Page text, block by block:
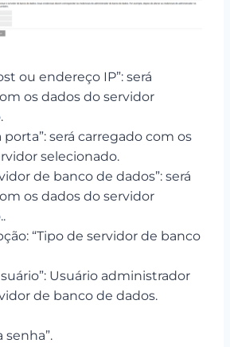
ou endereço IP”: será
os dados do servidor
porta”: será carregado com os
selecionado.
de banco de dados”: será
os dados do servidor
“Tipo de servidor de banco
Usuário administrador
de banco de dados.
senha”.